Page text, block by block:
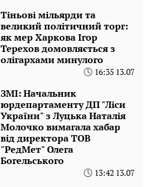
Тіньові мільярди та
великий політичний торг:
як мер Харкова Ігор
Терехов домовляється з
олігархами минулого
16:35 13.07
ЗМІ: Начальник
юрдепартаменту ДП "Ліси
України" з Луцька Наталія
Молочко вимагала хабар
від директора ТОВ
"РедМет" Олега
Богельського
13:42 13.07